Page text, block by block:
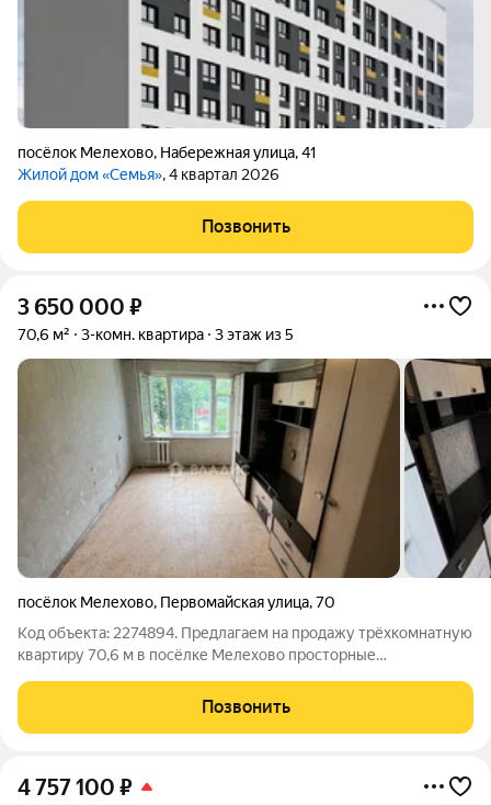
посёлок Мелехово, Набережная улица,41
Жилой дом «Семья», 4 квартал 2026
Позвонить
3 650 000 ₽
70,6 м² 3-комн. квартира 3 этаж из 5
посёлок Мелехово, Первомайская улица,70
Код объекта: 2274894. Предлагаем на продажу трёхкомнатную
квартиру 70,6 м в посёлке Мелехово просторные
комфортной и практичной в повседневной жизни. Адрес:
Первомайская, 70. Утреннее солнце
Позвонить
4 757 100 ₽